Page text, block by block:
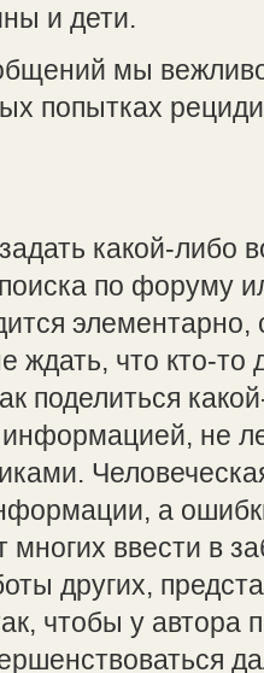
и дети.
мы
попытках
какой-либо
по форуму
элементарно,
ждать, что кто-то
поделиться
не
а
многих ввести в
других,
чтобы у автора